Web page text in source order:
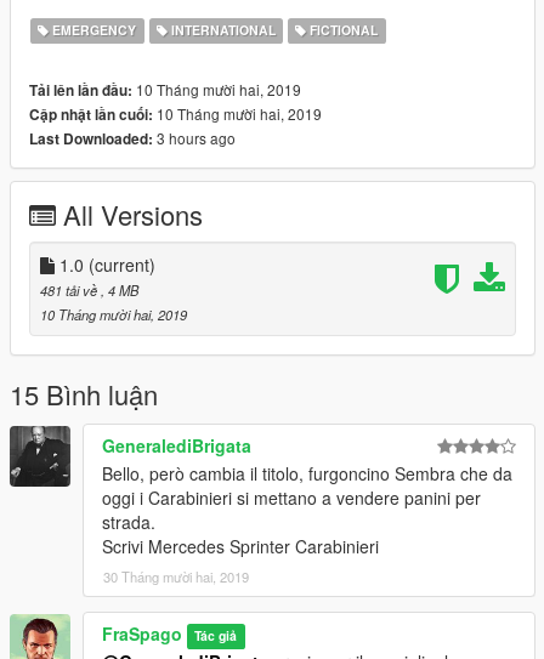
EMERGENCY INTERNATIONAL FICTIONAL
Tải lên lần đầu: 10 Tháng mười hai, 2019
Cập nhật lần cuối: 10 Tháng mười hai, 2019
Last Downloaded: 3 hours ago
All Versions
1.0 (current)
481 tải về, 4 MB
10 Tháng mười hai, 2019
15 Bình luận
GeneralediBrigata
Bello, però cambia il titolo, furgoncino Sembra che da
oggi i Carabinieri si mettano a vendere panini per
strada.
Scrivi Mercedes Sprinter Carabinieri
30 Tháng mười hai, 2019
FraSpago Tác giả